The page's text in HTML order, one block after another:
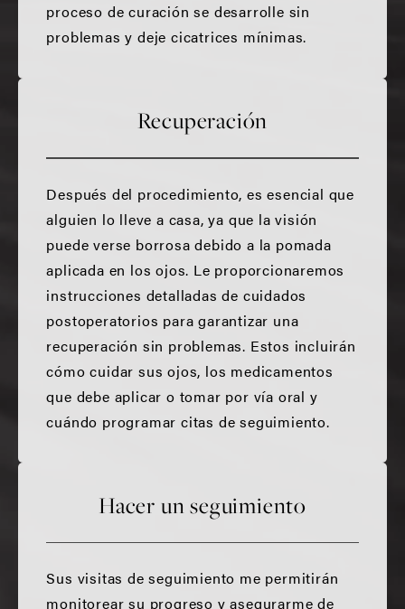
proceso de curación se desarrolle sin
problemas y deje cicatrices mínimas.
Recuperación
Después del procedimiento, es esencial que
alguien lo lleve a casa, ya que la visión
puede verse borrosa debido a la pomada
aplicada en los ojos. Le proporcionaremos
instrucciones detalladas de cuidados
postoperatorios para garantizar una
recuperación sin problemas. Estos incluirán
cómo cuidar sus ojos, los medicamentos
que debe aplicar o tomar por vía oral y
cuándo programar citas de seguimiento.
Hacer un seguimiento
Sus visitas de seguimiento me permitirán
monitorear su progreso y asegurarme de